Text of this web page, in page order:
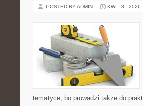
POSTED BY ADMIN KWI - 8 - 2026
tematyce, bo prowadzi także do